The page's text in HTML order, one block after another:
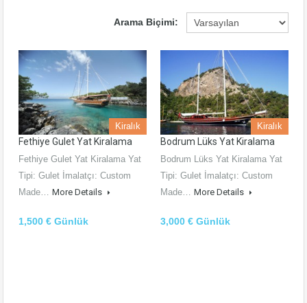
Arama Biçimi:
Kiralık
Fethiye Gulet Yat Kiralama
Fethiye Gulet Yat Kiralama Yat
Tipi: Gulet İmalatçı: Custom
Made… More Details
1,500 € Günlük
Kiralık
Bodrum Lüks Yat Kiralama
Bodrum Lüks Yat Kiralama Yat
Tipi: Gulet İmalatçı: Custom
Made… More Details
3,000 € Günlük